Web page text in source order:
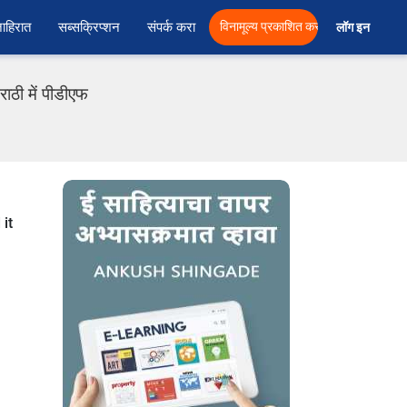
सब्सक्रिप्शन संपर्क करा विनामूल्य प्रकाशित करा लॉग इन
में पीडीएफ
it